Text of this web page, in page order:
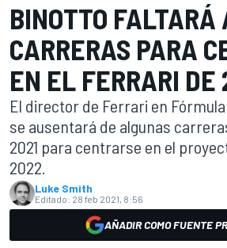
BINOTTO FALTARÁ
CARRERAS PARA
EN EL FERRARI
El director de Ferrari en
se ausentará de algunas
2021 para centrarse en el
2022.
Luke Smith
Editado: 28 feb 2021, 8:56
AÑADIR COMO FUENTE